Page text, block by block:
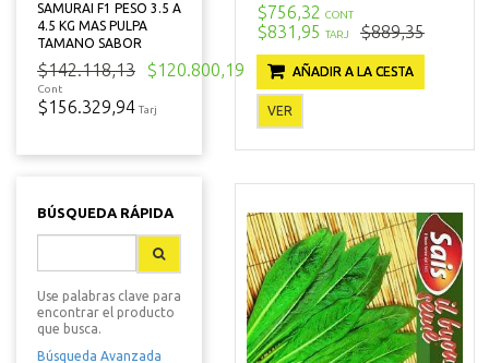
SAMURAI F1 PESO 3.5 A
4.5 KG MAS PULPA
TAMANO SABOR
$142.118,13 $120.800,19
Cont
$156.329,94 Tarj
BÚSQUEDA RÁPIDA
Use palabras clave para
encontrar el producto
que busca.
Búsqueda Avanzada
$756,32 CONT
$831,95 TARJ $889,35
AÑADIR A LA CESTA
VER